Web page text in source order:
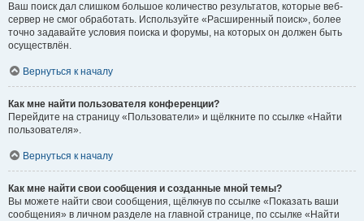
Ваш поиск дал слишком большое количество результатов, которые веб-
сервер не смог обработать. Используйте «Расширенный поиск», более
точно задавайте условия поиска и форумы, на которых он должен быть
осуществлён.
Вернуться к началу
Как мне найти пользователя конференции?
Перейдите на страницу «Пользователи» и щёлкните по ссылке «Найти
пользователя».
Вернуться к началу
Как мне найти свои сообщения и созданные мной темы?
Вы можете найти свои сообщения, щёлкнув по ссылке «Показать ваши
сообщения» в личном разделе на главной странице, по ссылке «Найти